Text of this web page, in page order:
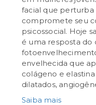
agosto 29th, 2024
facial que perturba
compromete seu
psicossocial. Hoje
é uma resposta do
envelhecida que
colágeno e
dilatados,
Saiba mais